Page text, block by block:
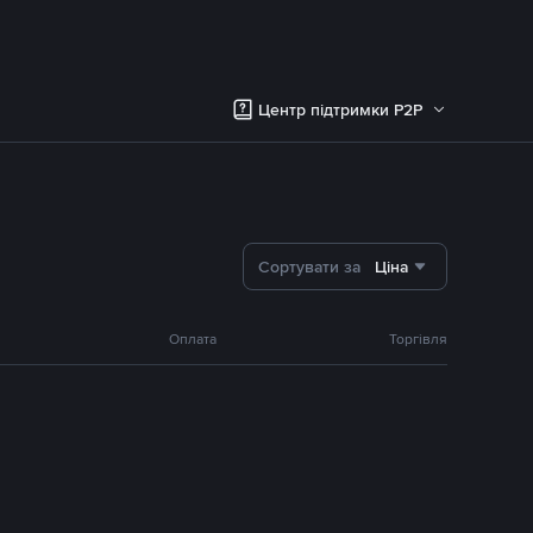
Центр підтримки P2P
Сортувати за Ціна
Оплата Торгівля